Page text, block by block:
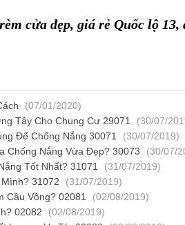
cửa đẹp, giá rẻ Quốc lộ
(07/01/2020)
Tây Cho Chung Cư 29071
(30/07/
Để Chống Nắng 30071
(30/07/2019)
Chống Nắng Vừa Đẹp? 30073
(30/07/
Tốt Nhất? 31071
(31/07/2019)
31072
(31/07/2019)
Cầu Vồng? 02081
(02/08/2019)
02082
(02/08/2019)